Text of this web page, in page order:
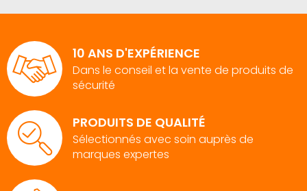
10 ANS D'EXPÉRIENCE
Dans le conseil et la vente de produits de
sécurité
PRODUITS DE QUALITÉ
Sélectionnés avec soin auprès de
marques expertes